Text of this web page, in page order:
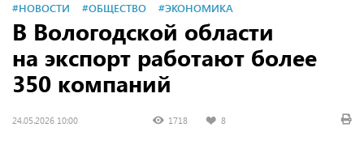
#НОВОСТИ #ОБЩЕСТВО #ЭКОНОМИКА
В Вологодской области
на экспорт работают более
350 компаний
24.05.2026 10:00 1718 8